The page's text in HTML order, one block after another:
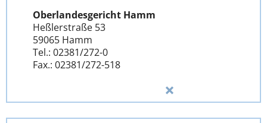
Oberlandesgericht Hamm
Heßlerstraße 53
59065 Hamm
Tel.: 02381/272-0
Fax.: 02381/272-518